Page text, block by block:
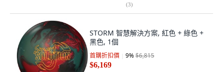
(3)
STORM 智慧解決方案, 紅色 + 綠色 +
黑色, 1個
首購折扣價 9%$6,815
$6,169